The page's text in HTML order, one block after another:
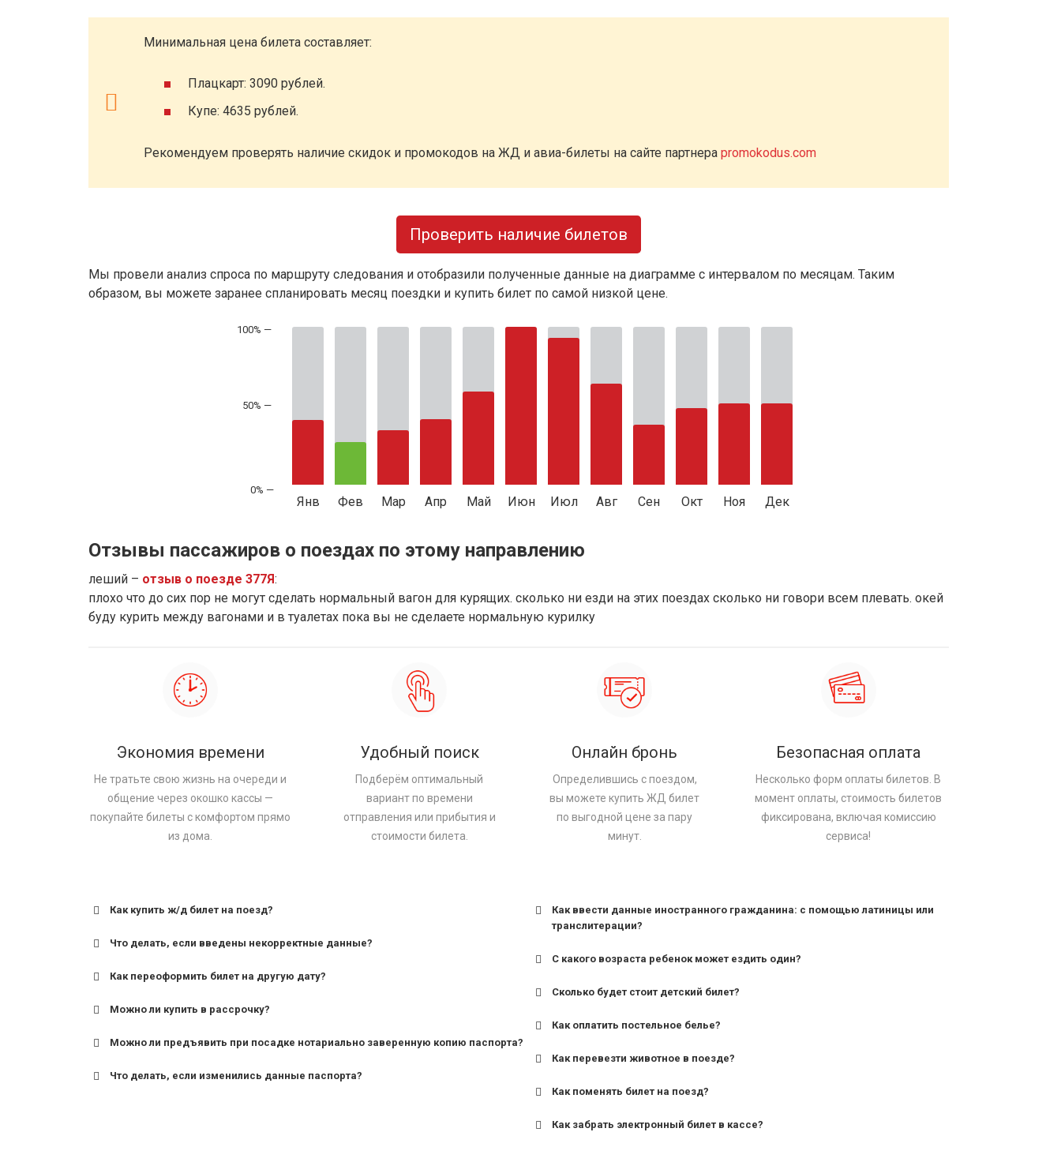
Минимальная цена билета составляет:
Плацкарт: 3090 рублей.
Купе: 4635 рублей.
Рекомендуем проверять наличие скидок и промокодов на ЖД и авиа-билеты на сайте партнера promokodus.com
Проверить наличие билетов
Мы провели анализ спроса по маршруту следования и отобразили полученные данные на диаграмме с интервалом по месяцам. Таким
образом, вы можете заранее спланировать месяц поездки и купить билет по самой низкой цене.
50% —
Янв Фев Мар Апр Май Июн Июл Авг Сен Окт Ноя Дек
Отзывы пассажиров о поездах по этому направлению
леший – отзыв о поезде 377Я:
плохо что до сих пор не могут сделать нормальный вагон для курящих. сколько ни езди на этих поездах сколько ни говори всем плевать. окей
буду курить между вагонами и в туалетах пока вы не сделаете нормальную курилку
Экономия времени
Не тратьте свою жизнь на очереди и
общение через окошко кассы —
покупайте билеты с комфортом прямо
из дома.
Удобный поиск
Подберём оптимальный
вариант по времени
отправления или прибытия и
стоимости билета.
Онлайн бронь
Определившись с поездом,
вы можете купить ЖД билет
по выгодной цене за пару
минут.
Безопасная оплата
Несколько форм оплаты билетов. В
момент оплаты, стоимость билетов
фиксирована, включая комиссию
сервиса!
Как купить ж/д билет на поезд?
Что делать, если введены некорректные данные?
Как переоформить билет на другую дату?
Можно ли купить в рассрочку?
Можно ли предъявить при посадке нотариально заверенную копию паспорта?
Что делать, если изменились данные паспорта?
Как ввести данные иностранного гражданина: с помощью латиницы или
транслитерации?
С какого возраста ребенок может ездить один?
для поездов дальнего следования — от 10 лет и старше;
Сколько будет стоит детский билет?
Как оплатить постельное белье?
Как перевезти животное в поезде?
Как поменять билет на поезд?
Как забрать электронный билет в кассе?